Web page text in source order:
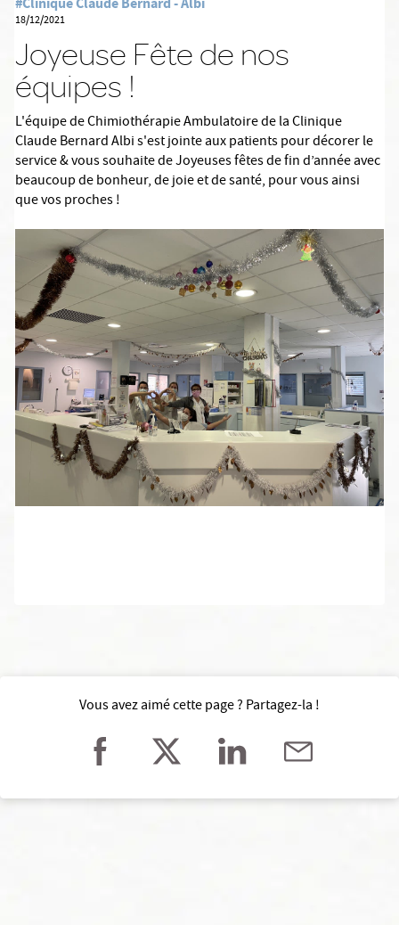
18/12/2021
Joyeuse Fête de nos
équipes !
L'équipe de Chimiothérapie Ambulatoire de la Clinique
Claude Bernard Albi s'est jointe aux patients pour décorer le
service & vous souhaite de Joyeuses fêtes de fin d’année avec
beaucoup de bonheur, de joie et de santé, pour vous ainsi
que vos proches !
Vous avez aimé cette page ? Partagez-la !